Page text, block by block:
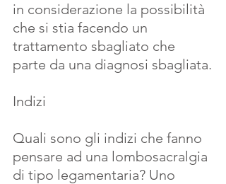
in considerazione la possibilità
che si stia facendo un
trattamento sbagliato che
parte da una diagnosi sbagliata.
Indizi
Quali sono gli indizi che fanno
pensare ad una lombosacralgia
di tipo legamentaria? Uno